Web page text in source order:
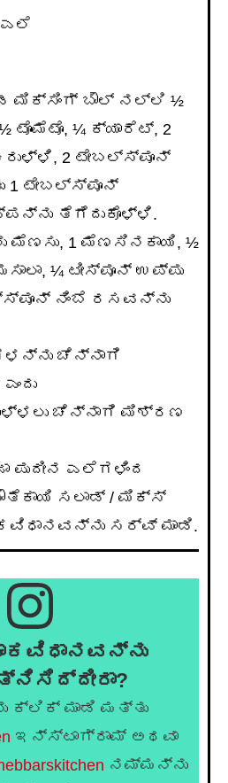
ಎಲೆ
ಮಿಕ್ಸಿಂಗ್ ಬೌಲ್ ನಲ್ಲಿ ½
ಟೊಮೆಟೊ, ¼ ಕ್ಯಾರೆಟ್, 2
2 ಟೇಬಲ್ಸ್ಪೂನ್
1 ಟೇಬಲ್ಸ್ಪೂನ್
ತೆಗೆದುಕೊಳ್ಳಿ.
ಮೆಣಸು, 1 ಮೆಣಸಿನಕಾಯಿ, ½
¼ ಟೀಸ್ಪೂನ್ ಉಪ್ಪು
ನಿಂಬೆ ರಸವನ್ನು
ಚೆನ್ನಾಗಿ
ಚೆನ್ನಾಗಿ ಮಿಶ್ರಣ
ಪುದೀನ ಎಲೆಗಳಿಂದ
ಸಲಾಡ್ / ಮಿಕ್ಸ್
ಸರ್ವ್ ಮಾಡಿ.
ಕ್ಲಿಕ್ ಮಾಡಿ ಮತ್ತು
ಇನ್ಸ್ಟಾಗ್ರಾಮ್ ಅಥವಾ
ನಮ್ಮನ್ನು